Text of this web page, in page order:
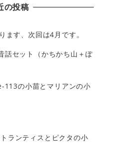
の投稿
ます、次回は4月です。
話セット（かちかち山＋ぽ
113の小苗とマリアンの小
ランティスとピクタの小